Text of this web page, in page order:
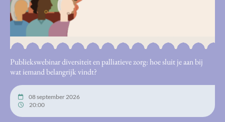
Publiekswebinar diversiteit en palliatieve zorg: hoe sluit je aan bij
wat iemand belangrijk vindt?
08 september 2026
20:00